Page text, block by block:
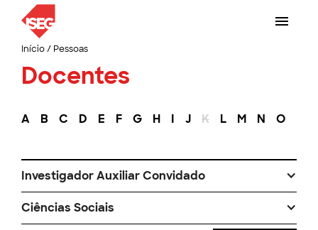
Início/ Pessoas
Docentes
A B C D E F G H I J K L M N O
Investigador Auxiliar Convidado
Ciências Sociais